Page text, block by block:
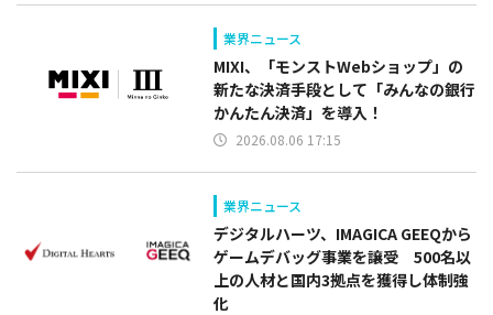
業界ニュース
MIXI、「モンストWebショップ」の
新たな決済手段として「みんなの銀行
かんたん決済」を導入！
2026.08.06 17:15
業界ニュース
デジタルハーツ、IMAGICA GEEQから
ゲームデバッグ事業を譲受 500名以
上の人材と国内3拠点を獲得し体制強
化